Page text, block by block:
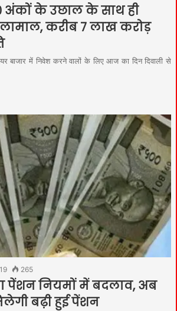
के उछाल के साथ ही
करीब 7 लाख करोड़
बाजार में निवेश करने वालों के लिए आज का दिन दिवाली से
265
पेंशन नियमों में बदलाव, अब
बढ़ी हुई पेंशन